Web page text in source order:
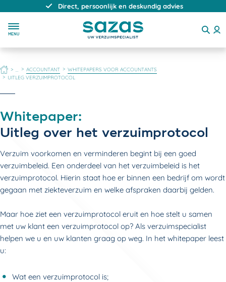
Direct, persoonlijk en deskundig advies
MENU
HOME ACCOUNTANT
WHITEPAPERS VOOR ACCOUNTANTS
UITLEG VERZUIMPROTOCOL
Whitepaper:
Uitleg over het verzuimprotocol
Verzuim voorkomen en verminderen begint bij een goed
verzuimbeleid. Een onderdeel van het verzuimbeleid is het
verzuimprotocol. Hierin staat hoe er binnen een bedrijf om wordt
gegaan met ziekteverzuim en welke afspraken daarbij gelden.
Maar hoe ziet een verzuimprotocol eruit en hoe stelt u samen
met uw klant een verzuimprotocol op? Als verzuimspecialist
helpen we u en uw klanten graag op weg. In het whitepaper leest
u:
Wat een verzuimprotocol is;